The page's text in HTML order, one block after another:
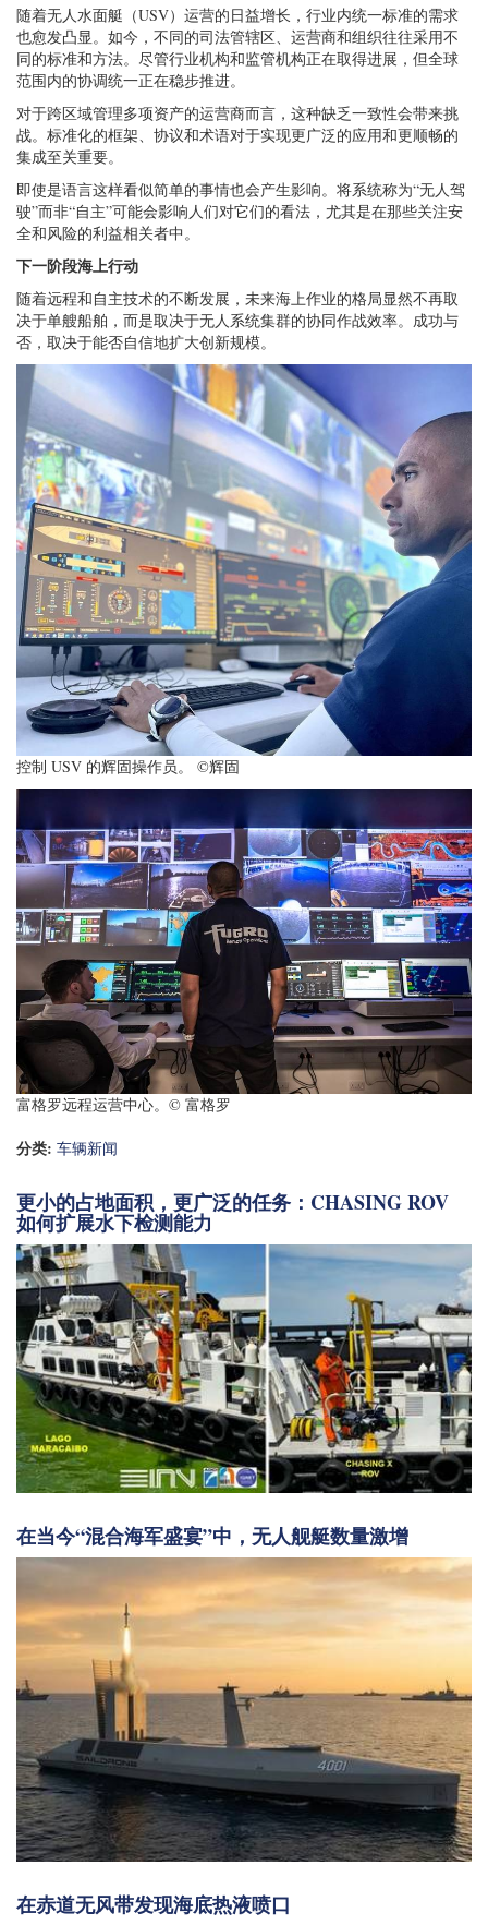
随着无人水面艇（USV）运营的日益增长，行业内统一标准的需求
也愈发凸显。如今，不同的司法管辖区、运营商和组织往往采用不
同的标准和方法。尽管行业机构和监管机构正在取得进展，但全球
范围内的协调统一正在稳步推进。
对于跨区域管理多项资产的运营商而言，这种缺乏一致性会带来挑
战。标准化的框架、协议和术语对于实现更广泛的应用和更顺畅的
集成至关重要。
即使是语言这样看似简单的事情也会产生影响。将系统称为“无人驾
驶”而非“自主”可能会影响人们对它们的看法，尤其是在那些关注安
全和风险的利益相关者中。
下一阶段海上行动
随着远程和自主技术的不断发展，未来海上作业的格局显然不再取
决于单艘船舶，而是取决于无人系统集群的协同作战效率。成功与
否，取决于能否自信地扩大创新规模。
控制 USV 的辉固操作员。 ©辉固
富格罗远程运营中心。© 富格罗
分类: 车辆新闻
更小的占地面积，更广泛的任务：CHASING ROV
如何扩展水下检测能力
在当今“混合海军盛宴”中，无人舰艇数量激增
在赤道无风带发现海底热液喷口